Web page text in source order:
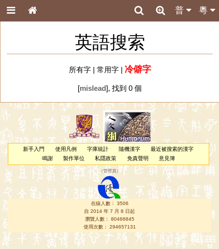
粵
普
英語搜索
所有字| 常用字| 冷僻字
[mislead], 找到 0 個
新手入門 使用凡例 字庫統計 隨機漢字
最近被搜索的漢字
鳴謝
製作單位 私隱政策 免責聲明 意見簿
（管理員 ）
在線人數： 3506
自 2014 年 7 月 8 日起
瀏覽人數： 80466845
使用次數： 294657131